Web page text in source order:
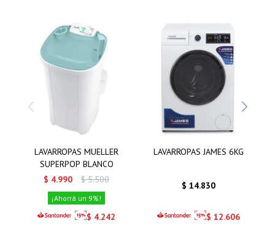
LAVARROPAS MUELLER
SUPERPOP BLANCO
$ 4.990 $ 5.500
9
$ 4.242
LAVARROPAS JAMES 6KG
$ 14.830
$ 12.606